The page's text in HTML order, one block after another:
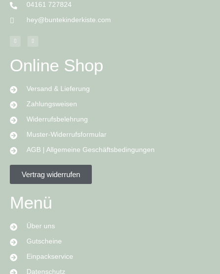
04161 727824
hey@buntekinderkiste.com
Online Shop
Versand & Lieferung
Zahlungsweisen
Widerrufsbelehrung
Muster-Widerrufsformular
AGB | Allgemeine Geschäftsbedingungen
Vertrag widerrufen
Menü
Über uns
Gutscheine
Einpackservice
Datenschutz